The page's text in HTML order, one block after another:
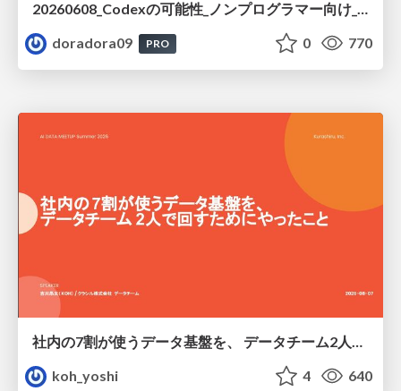
doradora09
PRO 0 770
社内の7割が使うデータ基盤を、 データチーム2人で回すためにやったこと
koh_yoshi
4 640